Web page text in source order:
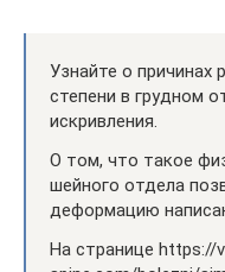
Узнайте о причинах
степени в грудном
искривления.
О том, что такое
шейного отдела
деформацию
На странице https://